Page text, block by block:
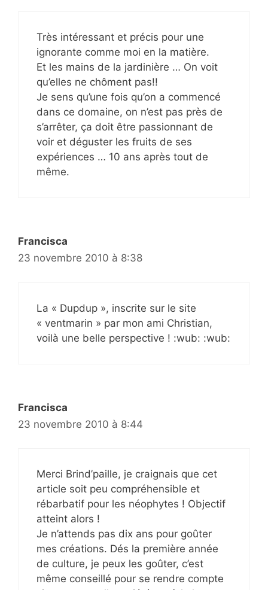
Très intéressant et précis pour une
ignorante comme moi en la matière.
Et les mains de la jardinière … On voit
qu’elles ne chôment pas!!
Je sens qu’une fois qu’on a commencé
dans ce domaine, on n’est pas près de
s’arrêter, ça doit être passionnant de
voir et déguster les fruits de ses
expériences … 10 ans après tout de
même.
Francisca
23 novembre 2010 à 8:38
La « Dupdup », inscrite sur le site
« ventmarin » par mon ami Christian,
voilà une belle perspective ! :wub: :wub:
Francisca
23 novembre 2010 à 8:44
Merci Brind’paille, je craignais que cet
article soit peu compréhensible et
rébarbatif pour les néophytes ! Objectif
atteint alors !
Je n’attends pas dix ans pour goûter
mes créations. Dés la première année
de culture, je peux les goûter, c’est
même conseillé pour se rendre compte